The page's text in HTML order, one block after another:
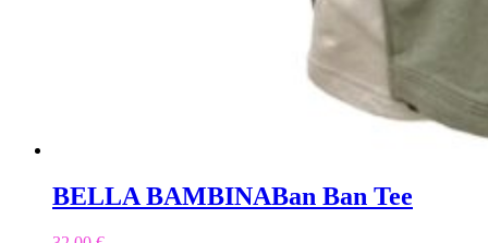
BELLA BAMBINABan Ban Tee